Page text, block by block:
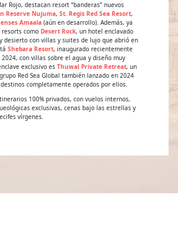
Rojo, destacan resort “banderas” nuevos
Reserve Nujuma, St. Regis Red Sea Resort,
Amaala (aún en desarrollo). Además, ya
como Desert Rock, un hotel enclavado
desierto con villas y suites de lujo que abrió en
Shebara Resort, inaugurado recientemente
con villas sobre el agua y diseño muy
exclusivo es Thuwal Private Retreat, un
Red Sea Global también lanzado en 2024
completamente operados por ellos.
100% privados, con vuelos internos,
exclusivas, cenas bajo las estrellas y
vírgenes.